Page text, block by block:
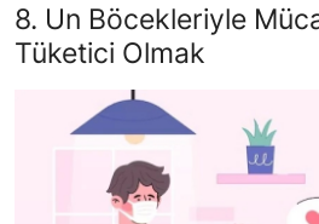
8. Un Böcekleriyle
Tüketici Olmak